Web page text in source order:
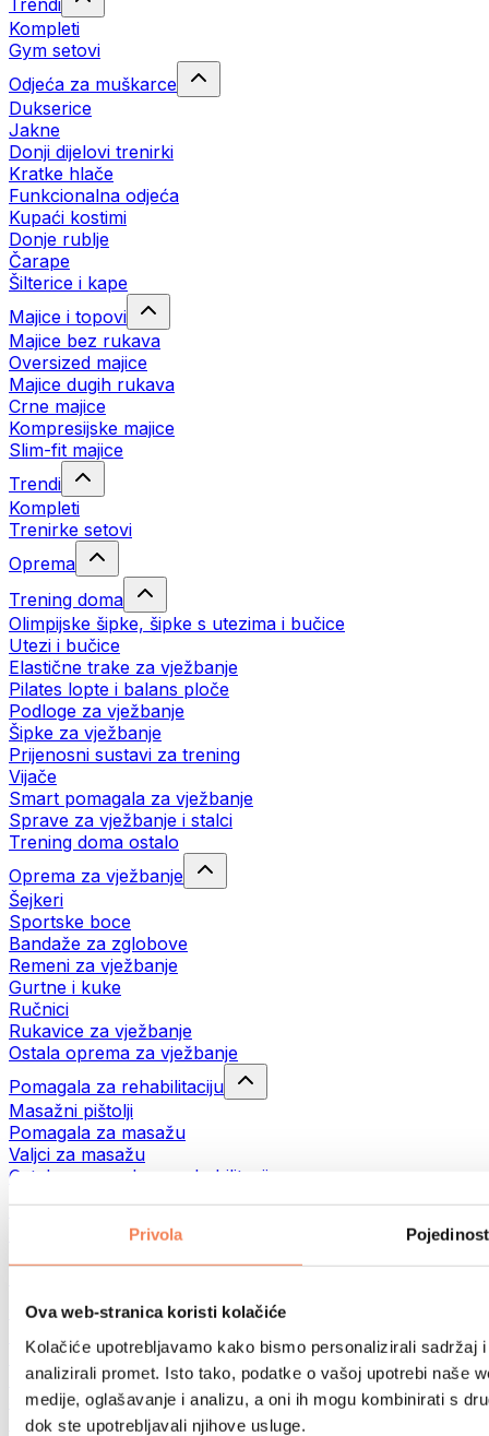
Privola
Ova web-stranica koristi kolačiće
Kolačiće upotrebljavamo kako bismo personalizirali sadržaj
analizirali promet. Isto tako, podatke o vašoj upotrebi naše
medije, oglašavanje i analizu, a oni ih mogu kombinirati s
dok ste upotrebljavali njihove usluge.
Trendi
Kompleti
Gym setovi
Odjeća za muškarce
Dukserice
Jakne
Donji dijelovi trenirki
Kratke hlače
Funkcionalna odjeća
Kupaći kostimi
Donje rublje
Čarape
Šilterice i kape
Majice i topovi
Majice bez rukava
Oversized majice
Majice dugih rukava
Crne majice
Kompresijske majice
Slim-fit majice
Trendi
Kompleti
Trenirke setovi
Oprema
Trening doma
Olimpijske šipke, šipke s utezima i bučice
Utezi i bučice
Elastične trake za vježbanje
Pilates lopte i balans ploče
Podloge za vježbanje
Šipke za vježbanje
Prijenosni sustavi za trening
Vijače
Smart pomagala za vježbanje
Sprave za vježbanje i stalci
Trening doma ostalo
Oprema za vježbanje
Šejkeri
Sportske boce
Bandaže za zglobove
Remeni za vježbanje
Gurtne i kuke
Ručnici
Rukavice za vježbanje
Ostala oprema za vježbanje
Pomagala za rehabilitaciju
Masažni pištolji
Pomagala za masažu
Valjci za masažu
Ostala pomagala za rehabilitaciju
Torbe i ruksaci
Torbe za hranu i dodaci
Oprema prema aktivnosti
Trčanje
Borilački sportovi
Biciklizam
Joga i pilates
Terapija hladnom vodom